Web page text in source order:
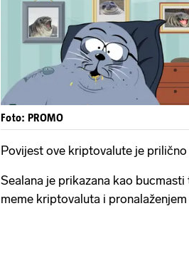
Foto: PROMO
Povijest ove kriptovalute je
Sealana je prikazana kao
meme kriptovaluta i